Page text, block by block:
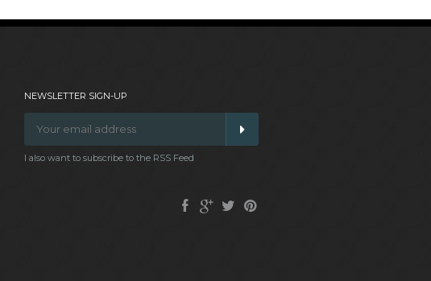
NEWSLETTER SIGN-UP
I also want to subscribe to the RSS Feed